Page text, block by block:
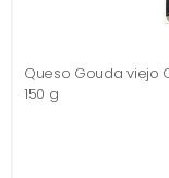
Queso Gouda viejo
150 g